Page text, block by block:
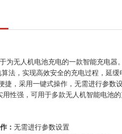
为无人机电池充电的一款智能充电器
法，实现高效安全的充电过程，延缓
捷，采用一键式操作，无需进行参数
用性强，可用于多款无人机智能电池的
： 无需进行参数设置